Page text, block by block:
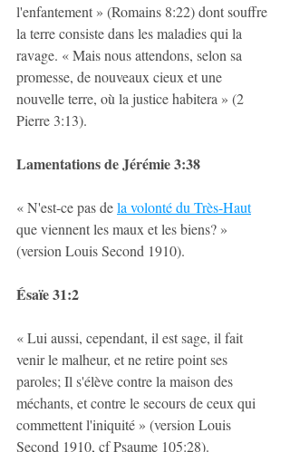
l'enfantement » (Romains 8:22) dont souffre
la terre consiste dans les maladies qui la
ravage. « Mais nous attendons, selon sa
promesse, de nouveaux cieux et une
nouvelle terre, où la justice habitera » (2
Pierre 3:13).
Lamentations de Jérémie 3:38
« N'est-ce pas de la volonté du Très-Haut
que viennent les maux et les biens? »
(version Louis Second 1910).
Ésaïe 31:2
« Lui aussi, cependant, il est sage, il fait
venir le malheur, et ne retire point ses
paroles; Il s'élève contre la maison des
méchants, et contre le secours de ceux qui
commettent l'iniquité » (version Louis
Second 1910, cf Psaume 105:28).